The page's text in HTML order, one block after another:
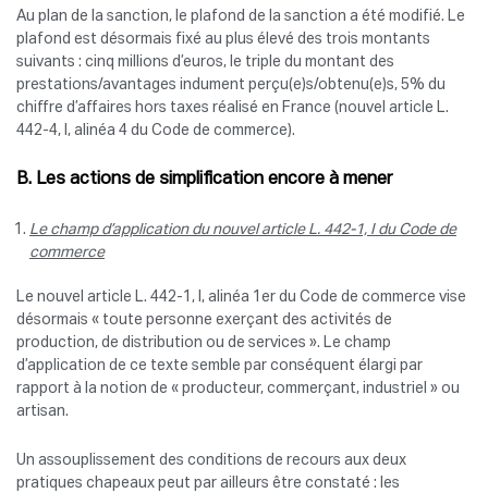
Au plan de la sanction, le plafond de la sanction a été modifié. Le
plafond est désormais fixé au plus élevé des trois montants
suivants : cinq millions d’euros, le triple du montant des
prestations/avantages indument perçu(e)s/obtenu(e)s, 5% du
chiffre d’affaires hors taxes réalisé en France (nouvel article L.
442-4, I, alinéa 4 du Code de commerce).
B. Les actions de simplification encore à mener
Le champ d’application du nouvel article L. 442-1, I du Code de
commerce
Le nouvel article L. 442-1, I, alinéa 1er du Code de commerce vise
désormais « toute personne exerçant des activités de
production, de distribution ou de services ». Le champ
d’application de ce texte semble par conséquent élargi par
rapport à la notion de « producteur, commerçant, industriel » ou
artisan.
Un assouplissement des conditions de recours aux deux
pratiques chapeaux peut par ailleurs être constaté : les